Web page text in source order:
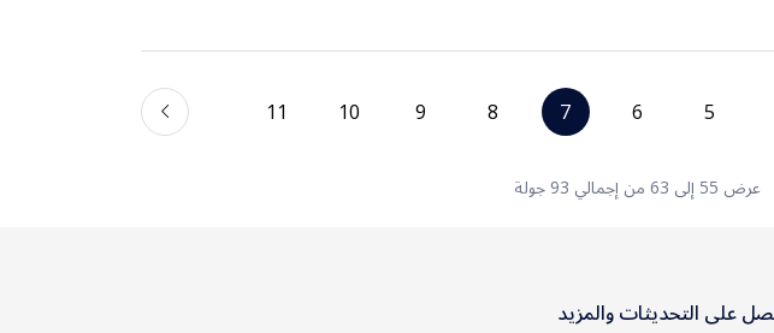
5
6
7
8
9
10
11
عرض 55 إلى 63 من إجمالي 93 جولة
على التحديثات والمزيد